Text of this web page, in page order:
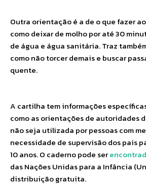
Outra orientação é a de o que fazer
como deixar de molho por até 30
de água e água sanitária. Traz
como não torcer demais e buscar
quente.
A cartilha tem informações
como as orientações de autoridades
não seja utilizada por pessoas com
necessidade de supervisão dos pais
10 anos. O caderno pode ser
das Nações Unidas para a Infância
distribuição gratuita.